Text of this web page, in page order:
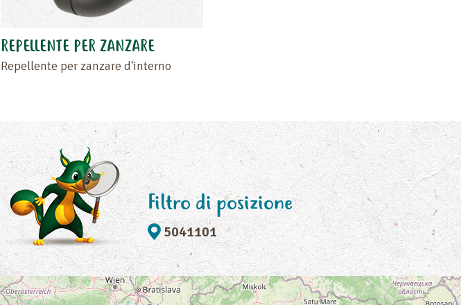
REPELLENTE PER ZANZARE
Repellente per zanzare d'interno
Filtro di posizione
5041101